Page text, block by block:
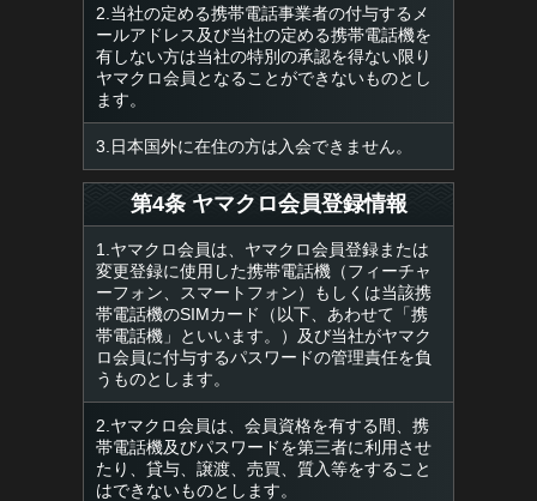
2.当社の定める携帯電話事業者の付与するメ
ールアドレス及び当社の定める携帯電話機を
有しない方は当社の特別の承認を得ない限り
ヤマクロ会員となることができないものとし
ます。
3.日本国外に在住の方は入会できません。
第4条 ヤマクロ会員登録情報
1.ヤマクロ会員は、ヤマクロ会員登録または
変更登録に使用した携帯電話機（フィーチャ
ーフォン、スマートフォン）もしくは当該携
帯電話機のSIMカード（以下、あわせて「携
帯電話機」といいます。）及び当社がヤマク
ロ会員に付与するパスワードの管理責任を負
うものとします。
2.ヤマクロ会員は、会員資格を有する間、携
帯電話機及びパスワードを第三者に利用させ
たり、貸与、譲渡、売買、質入等をすること
はできないものとします。